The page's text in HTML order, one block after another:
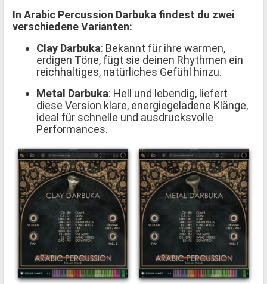
In Arabic Percussion Darbuka findest du zwei
verschiedene Varianten:
Clay Darbuka: Bekannt für ihre warmen,
erdigen Töne, fügt sie deinen Rhythmen ein
reichhaltiges, natürliches Gefühl hinzu.
Metal Darbuka: Hell und lebendig, liefert
diese Version klare, energiegeladene Klänge,
ideal für schnelle und ausdrucksvolle
Performances.